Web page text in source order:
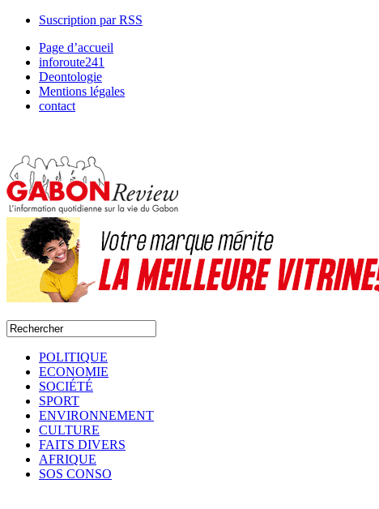
Suscription par RSS
Page d’accueil
inforoute241
Deontologie
Mentions légales
contact
POLITIQUE
ECONOMIE
SOCIÉTÉ
SPORT
ENVIRONNEMENT
CULTURE
FAITS DIVERS
AFRIQUE
SOS CONSO